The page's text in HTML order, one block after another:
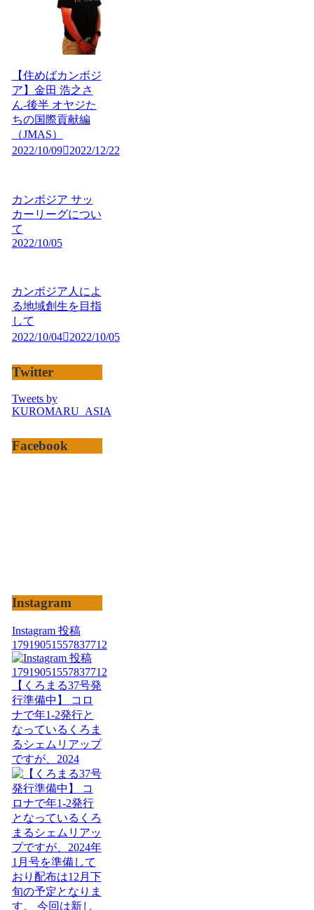
【住めばカンボジ
ア】金田 浩之さ
ん-後半 オヤジた
ちの国際貢献編
（JMAS）
2022/10/09
2022/12/22
カンボジア サッ
カーリーグについ
て
2022/10/05
カンボジア人によ
る地域創生を目指
して
2022/10/04
2022/10/05
Twitter
Tweets by
KUROMARU_ASIA
Facebook
Instagram
Instagram 投稿
17919051557837712
【くろまる37号発
行準備中】 コロ
ナで年1-2発行と
なっているくろま
るシェムリアップ
ですが、2024